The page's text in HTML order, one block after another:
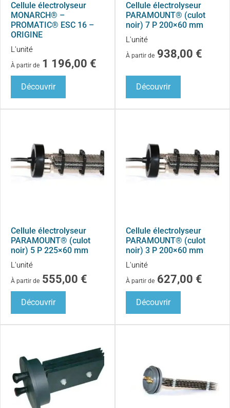
Cellule électrolyseur
MONARCH® –
PROMATIC® ESC 16 –
ORIGINE
L'unité
À partir de 1 196,00 €
Découvrir
Cellule électrolyseur
PARAMOUNT® (culot
noir) 7 P 200×60 mm
L'unité
À partir de 938,00 €
Découvrir
Cellule électrolyseur
PARAMOUNT® (culot
noir) 5 P 225×60 mm
L'unité
À partir de 555,00 €
Découvrir
Cellule électrolyseur
PARAMOUNT® (culot
noir) 3 P 200×60 mm
L'unité
À partir de 627,00 €
Découvrir